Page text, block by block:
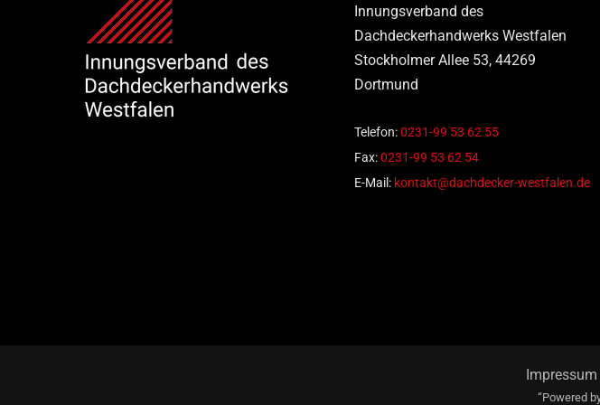
Innungsverband des
Dachdeckerhandwerks Westfalen
Stockholmer Allee 53, 44269
Dortmund
Telefon:0231-99 53 62 55
Fax:0231-99 53 62 54
E-Mail: kontakt@dachdecker-westfalen.de
Impressum
“Powered